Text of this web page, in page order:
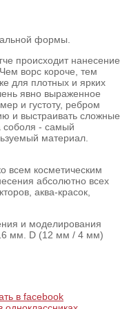
формы.
происходит нанесение
ворс короче, тем
для плотных и ярких
явно выраженное
и густоту, ребром
и выстраивать сложные
соболя - самый
материал.
всем косметическим
абсолютно всех
аква-красок,
и моделирования
мм. D (12 мм / 4 мм)